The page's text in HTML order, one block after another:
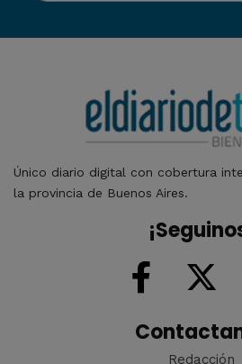
Único diario digital con cobertura
la provincia de Buenos Aires.
Redacción